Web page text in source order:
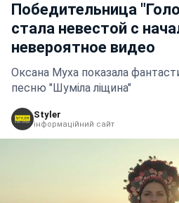
Победительница
стала невестой с
невероятное видео
Оксана Муха показала
песню "Шуміла ліщина"
Styler
інформаційний сайт